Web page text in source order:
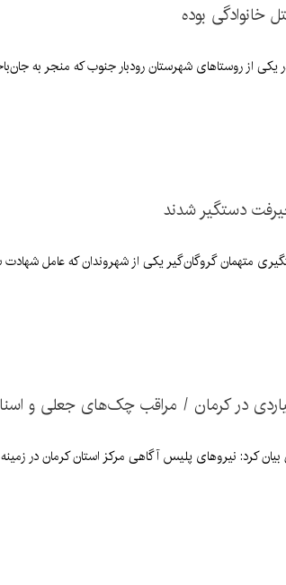
خانوادگی بوده
از روستاهای شهرستان رودبار جنوب که منجر به
دستگیر شدند
متهمان گروگان‌گیر یکی از شهروندان که عامل شهادت
در کرمان / مراقب چک‌های جعلی و
بیان کرد: نیروهای پلیس آگاهی مرکز استان کرمان